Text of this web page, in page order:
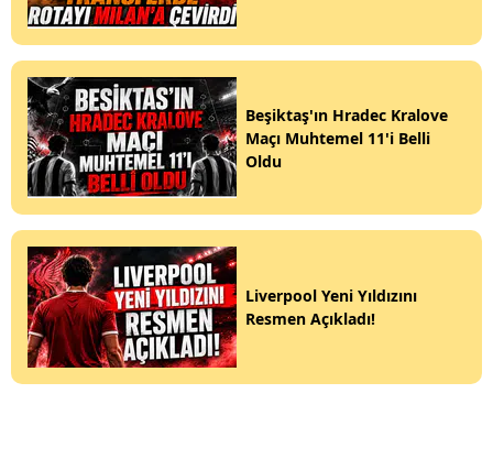
Beşiktaş'ın Hradec Kralove
Maçı Muhtemel 11'i Belli
Oldu
Liverpool Yeni Yıldızını
Resmen Açıkladı!